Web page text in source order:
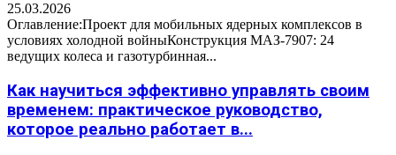
25.03.2026
Оглавление:Проект для мобильных ядерных комплексов в
условиях холодной войныКонструкция МАЗ-7907: 24
ведущих колеса и газотурбинная...
Как научиться эффективно управлять своим
временем: практическое руководство,
которое реально работает в...